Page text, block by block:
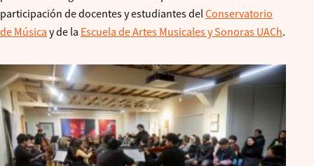
participación de docentes y estudiantes delConservatorio
de Música y de la Escuela de Artes Musicales y Sonoras UACh.